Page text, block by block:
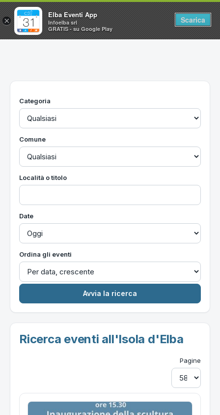
Home
Utilità
Categoria
Comune
Località o titolo
Date
Ordina gli eventi
Ricerca eventi all'Isola d'Elba
Pagine
×
Elba Eventi App
Infoelba srl
GRATIS - su Google Play
Scarica